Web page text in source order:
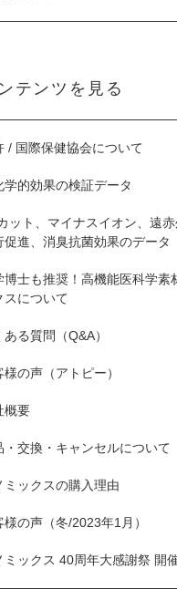
テンツを見る
/ 国際保健協会について
学的効果の検証データ
ット、マイナスイオン、遠赤
促進、消臭抗菌効果のデータ
博士も推奨！高機能医科学素
スについて
ある質問（Q&A）
様の声（アトピー）
概要
・交換・キャンセルについて
ミックスの購入理由
様の声（冬/2023年1月）
ミックス 40周年大感謝祭 開催